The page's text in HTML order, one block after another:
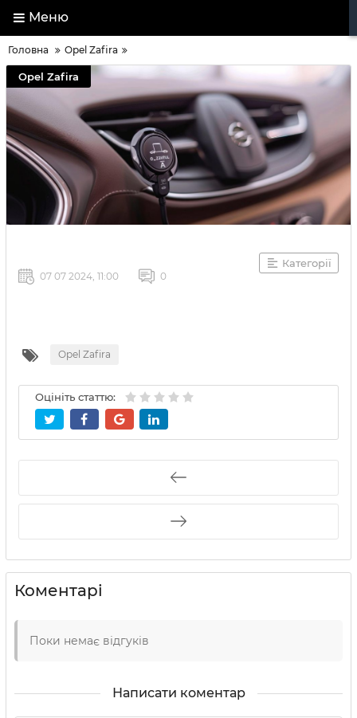
Меню
Головна Opel Zafira
Opel Zafira
Категорії
07 07 2024, 11:00 0
Opel Zafira
Оцініть статтю:
Коментарі
Поки немає відгуків
Написати коментар